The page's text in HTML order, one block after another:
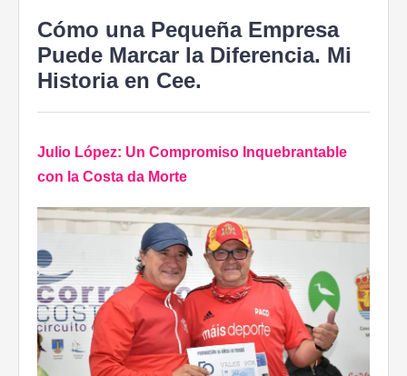
Cómo una Pequeña Empresa
Puede Marcar la Diferencia. Mi
Historia en Cee.
Julio López: Un Compromiso Inquebrantable
con la Costa da Morte